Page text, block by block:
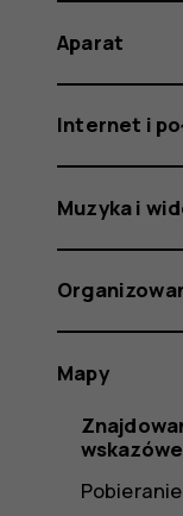
Aparat
Internet i
Muzyka i
Mapy